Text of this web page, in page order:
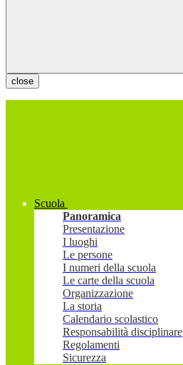
close
Scuola
Panoramica
Presentazione
I luoghi
Le persone
I numeri della scuola
Le carte della scuola
Organizzazione
La storia
Calendario scolastico
Responsabilità disciplinare
Regolamenti
Sicurezza